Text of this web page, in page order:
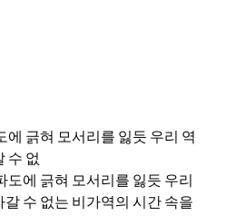
에 긁혀 모서리를 잃듯 우리 역
수 없